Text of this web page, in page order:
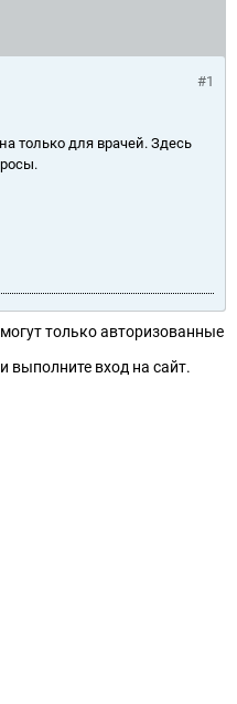
#1
только для врачей. Здесь
только авторизованные
выполните вход на сайт.